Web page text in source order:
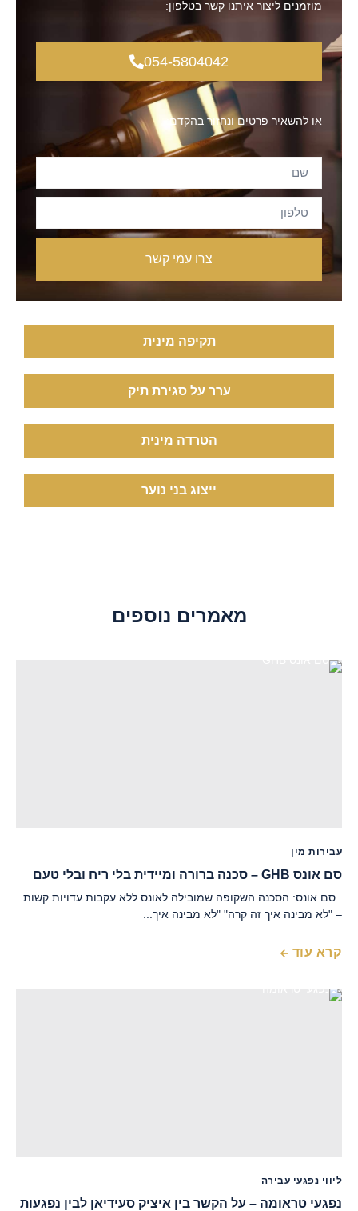
מוזמנים ליצור איתנו קשר בטלפון:
054-5804042
או להשאיר פרטים ונחזור בהקדם:
צרו עמי קשר
תקיפה מינית
ערר על סגירת תיק
הטרדה מינית
ייצוג בני נוער
מאמרים נוספים
עבירות מין
סם אונס GHB – סכנה ברורה ומיידית בלי ריח ובלי טעם
סם אונס: הסכנה השקופה שמובילה לאונס ללא עקבות עדויות קשות
– "לא מבינה איך זה קרה" "לא מבינה איך...
קרא עוד
ליווי נפגעי עבירה
נפגעי טראומה – על הקשר בין איציק סעידיאן לבין נפגעות